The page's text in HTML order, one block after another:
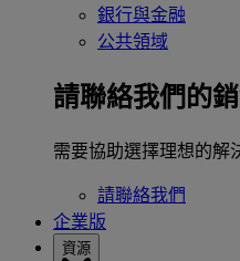
銀行與金融
公共領域
請聯絡我們的
需要協助選擇理想的解
請聯絡我們
企業版
資源